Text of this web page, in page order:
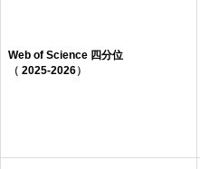
Web of Science 四分位
（ 2025-2026）